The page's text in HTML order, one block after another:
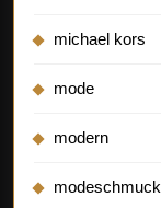
michael kors
mode
modern
modeschmuck